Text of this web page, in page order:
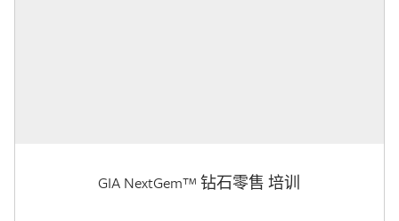
GIA NextGem™ 钻石零售 培训